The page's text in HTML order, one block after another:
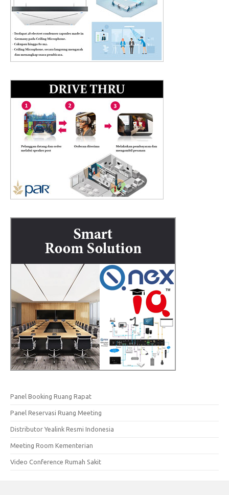
Panel Booking Ruang Rapat
Panel Reservasi Ruang Meeting
Distributor Yealink Resmi Indonesia
Meeting Room Kementerian
Video Conference Rumah Sakit